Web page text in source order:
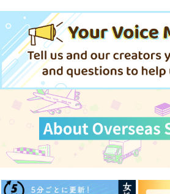
ハニーハニーレモネー
しくはっく
650円（税込）
石神千空×七海龍水
鬼と狐
glorious star
1,572円
甘もの屋
専売 1,257 円（税込）
Dr.STONE
スタンリー×石神千空
サンプル
カート
虹色ドロップ
専売 495円（税込）
石神千空×あさぎりゲン
カート